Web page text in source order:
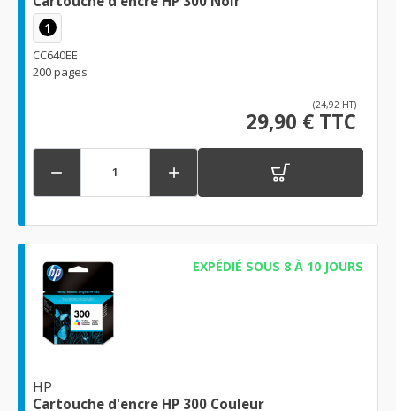
1
CC640EE
200 pages
(24,92 HT)
29,90 € TTC
 
EXPÉDIÉ SOUS 8 À 10 JOURS
HP
Cartouche d'encre HP 300 Couleur